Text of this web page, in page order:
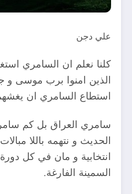
علي دجن
كلنا نعلم ان السامري
الذين امنوا برب موسى و
استطاع السامري ان
سامري العراق بل كم
الحديث و نتهمه باللا
انتخابية و مان في كل
السمينة الفارغة.